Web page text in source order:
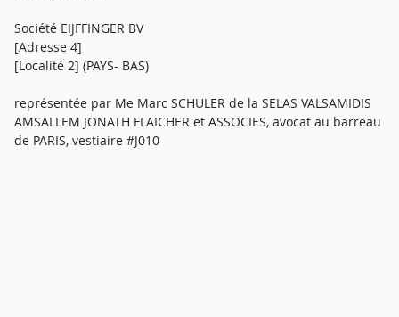
Société EIJFFINGER BV
[Adresse 4]
[Localité 2] (PAYS- BAS)
représentée par Me Marc SCHULER de la SELAS VALSAMIDIS
AMSALLEM JONATH FLAICHER et ASSOCIES, avocat au barreau
de PARIS, vestiaire #J010